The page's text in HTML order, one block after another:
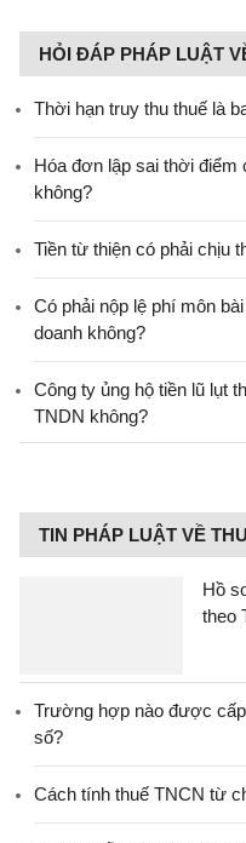
HỎI ĐÁP PHÁP LUẬT
Thời hạn truy thu thuế là
Hóa đơn lập sai thời
không?
Tiền từ thiện có phải chịu
Có phải nộp lệ phí môn
doanh không?
Công ty ủng hộ tiền lũ lụt
TNDN không?
TIN PHÁP LUẬT VỀ
Hồ
theo
Trường hợp nào được
số?
Cách tính thuế TNCN từ